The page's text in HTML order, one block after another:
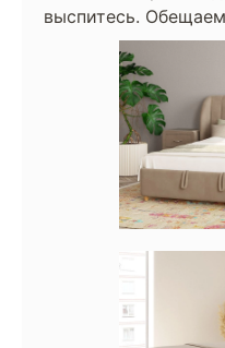
выспитесь.